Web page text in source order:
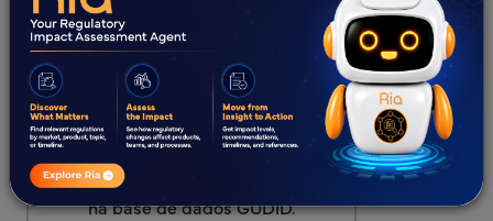
Apoio à submissão de dados UDI
na base de dados GUDID.